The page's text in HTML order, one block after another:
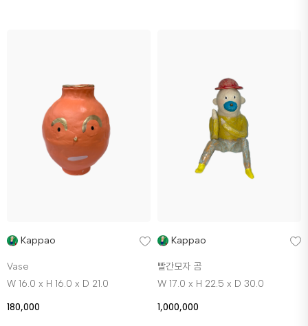
Kappao
Vase
W 16.0 x H 16.0 x D 21.0
180,000
Kappao
빨간모자 곰
W 17.0 x H 22.5 x D 30.0
1,000,000